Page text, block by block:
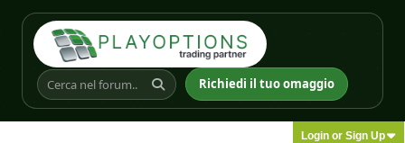
Richiedi il tuo omaggio
Login or Sign Up